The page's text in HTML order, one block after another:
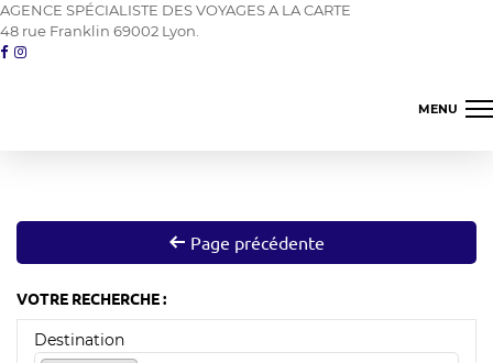
AGENCE SPÉCIALISTE DES VOYAGES A LA CARTE
48 rue Franklin 69002 Lyon.
MENU
Amerique latine
Les îles
Page précédente
VOTRE RECHERCHE :
Destination